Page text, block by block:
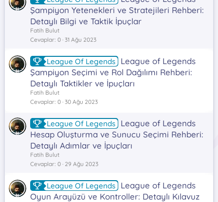
Şampiyon Yetenekleri ve Stratejileri Rehberi:
Detaylı Bilgi ve Taktik İpuçlar
Fatih Bulut
Cevaplar 0 31 Ağu 2023
League Of Legends
League of Legends
Şampiyon Seçimi ve Rol Dağılımı Rehberi:
Detaylı Taktikler ve İpuçları
Fatih Bulut
Cevaplar 0 30 Ağu 2023
League Of Legends
League of Legends
Hesap Oluşturma ve Sunucu Seçimi Rehberi:
Detaylı Adımlar ve İpuçları
Fatih Bulut
Cevaplar 0 29 Ağu 2023
League Of Legends
League of Legends
Oyun Arayüzü ve Kontroller: Detaylı Kılavuz